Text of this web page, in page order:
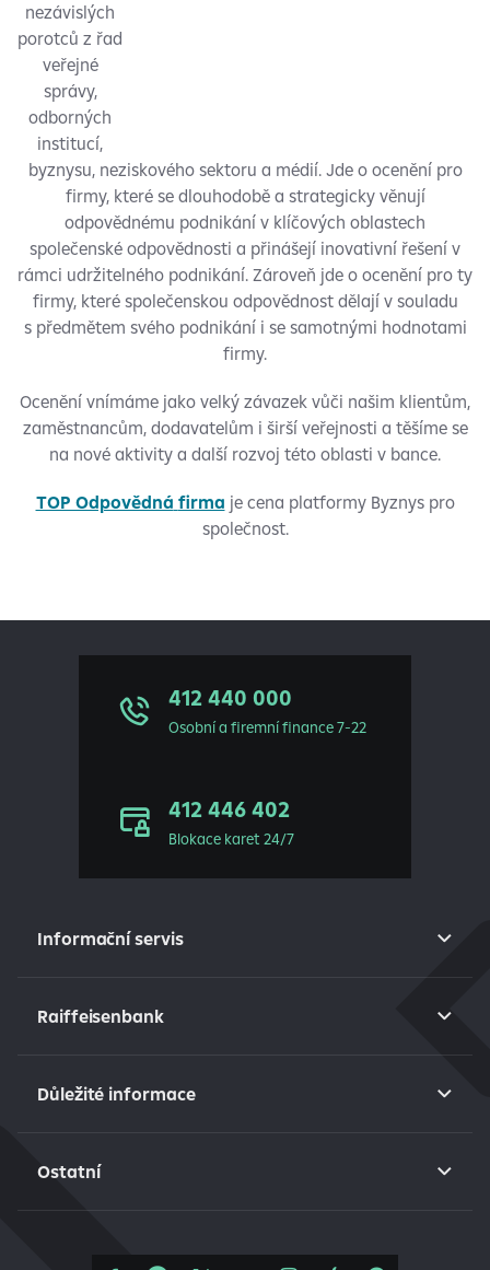
nezávislých
porotců z řad
veřejné
správy,
odborných
institucí,
byznysu, neziskového sektoru a médií. Jde o ocenění pro
firmy, které se dlouhodobě a strategicky věnují
odpovědnému podnikání v klíčových oblastech
společenské odpovědnosti a přinášejí inovativní řešení v
rámci udržitelného podnikání. Zároveň jde o ocenění pro ty
firmy, které společenskou odpovědnost dělají v souladu
s předmětem svého podnikání i se samotnými hodnotami
firmy.
Ocenění vnímáme jako velký závazek vůči našim klientům,
zaměstnancům, dodavatelům i širší veřejnosti a těšíme se
na nové aktivity a další rozvoj této oblasti v bance.
TOP Odpovědná firma je cena platformy Byznys pro
společnost.
412 440 000
Osobní a firemní finance 7-22
412 446 402
Blokace karet 24/7
Informační servis
Raiffeisenbank
Důležité informace
Ostatní